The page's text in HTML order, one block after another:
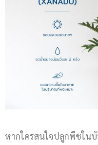
หากใครสนใจปลูกพืชใน